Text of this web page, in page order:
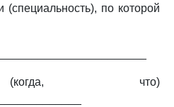
(специальность), по которой
что)